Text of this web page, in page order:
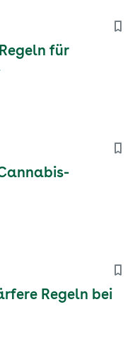
für
Regeln bei